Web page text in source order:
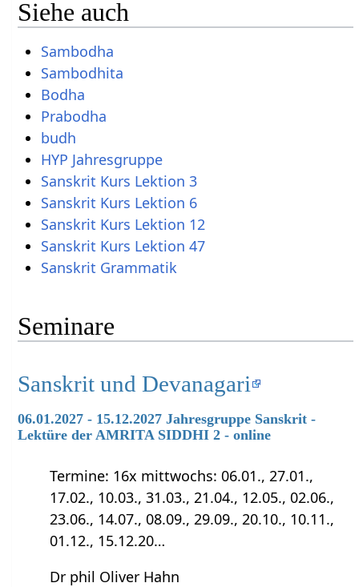
Siehe auch
Sambodha
Sambodhita
Bodha
Prabodha
budh
HYP Jahresgruppe
Sanskrit Kurs Lektion 3
Sanskrit Kurs Lektion 6
Sanskrit Kurs Lektion 12
Sanskrit Kurs Lektion 47
Sanskrit Grammatik
Seminare
Sanskrit und Devanagari
06.01.2027 - 15.12.2027 Jahresgruppe Sanskrit -
Lektüre der AMRITA SIDDHI 2 - online
Termine: 16x mittwochs: 06.01., 27.01.,
17.02., 10.03., 31.03., 21.04., 12.05., 02.06.,
23.06., 14.07., 08.09., 29.09., 20.10., 10.11.,
01.12., 15.12.20…
Dr phil Oliver Hahn